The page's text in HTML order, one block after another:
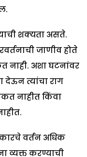
शक्यता असते.
जाणीव होते
नाही. अशा घटनांवर
देऊन त्यांचा राग
नाहीत किंवा
वर्तन अधिक
व्यक्त करण्याची